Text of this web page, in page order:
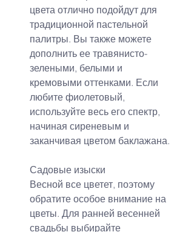
цвета отлично подойдут для
традиционной пастельной
палитры. Вы также можете
дополнить ее травянисто-
зелеными, белыми и
кремовыми оттенками. Если
любите фиолетовый,
используйте весь его спектр,
начиная сиреневым и
заканчивая цветом баклажана.
Садовые изыски
Весной все цветет, поэтому
обратите особое внимание на
цветы. Для ранней весенней
свадьбы выбирайте